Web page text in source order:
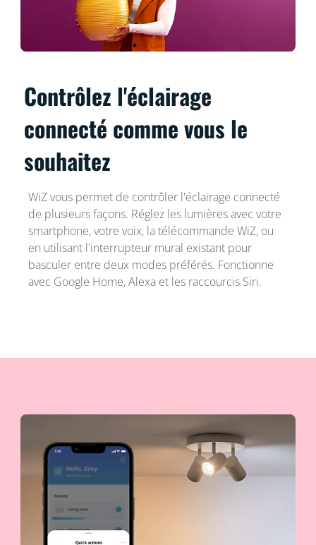
Contrôlez l'éclairage
connecté comme vous le
souhaitez
WiZ vous permet de contrôler l'éclairage connecté
de plusieurs façons. Réglez les lumières avec votre
smartphone, votre voix, la télécommande WiZ, ou
en utilisant l'interrupteur mural existant pour
basculer entre deux modes préférés. Fonctionne
avec Google Home, Alexa et les raccourcis Siri.